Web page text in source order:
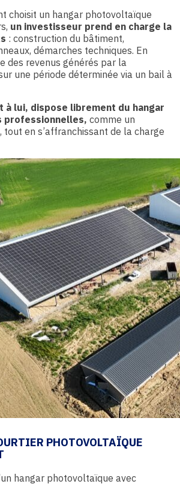
choisit un hangar photovoltaïque
un investisseur prend en charge la
: construction du bâtiment,
démarches techniques. En
des revenus générés par la
une période déterminée via un bail à
à lui, dispose librement du hangar
professionnelles, comme un
tout en s’affranchissant de la charge
PHOTOVOLTAÏQUE
hangar photovoltaïque avec